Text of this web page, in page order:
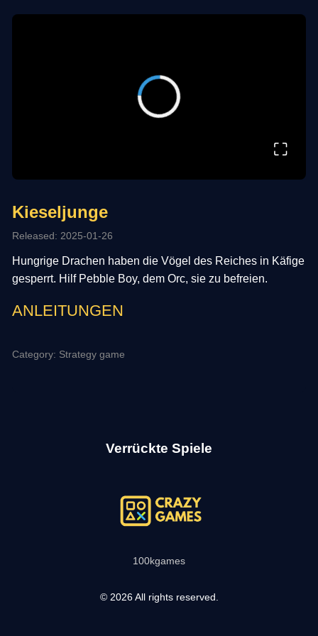
⛶
Kieseljunge
Released: 2025-01-26
Hungrige Drachen haben die Vögel des Reiches in Käfige
gesperrt. Hilf Pebble Boy, dem Orc, sie zu befreien.
ANLEITUNGEN
Category: Strategy game
Verrückte Spiele
100kgames
© 2026 All rights reserved.